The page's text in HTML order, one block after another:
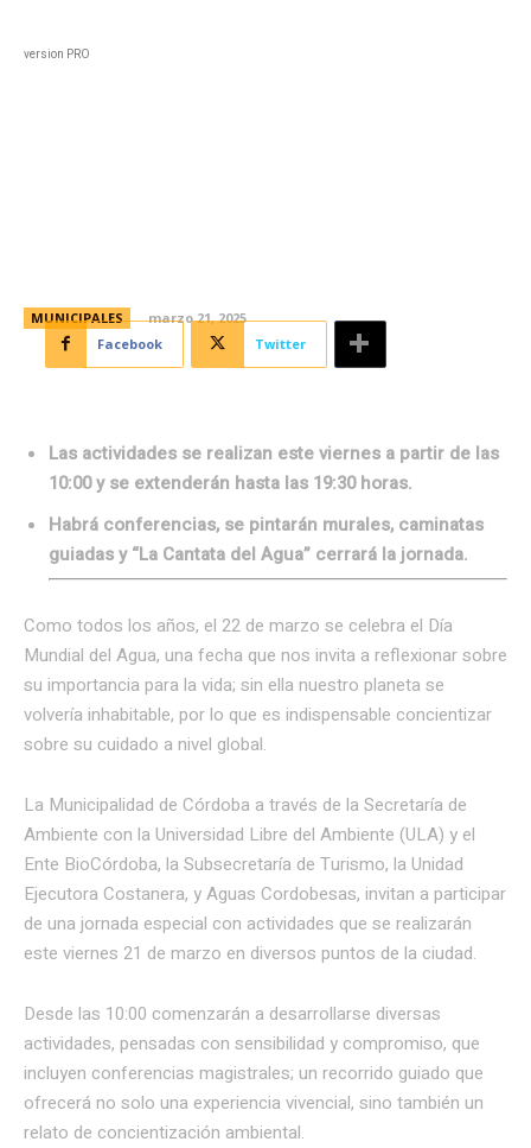
version PRO
MUNICIPALES
marzo 21, 2025
Facebook
Twitter
Las actividades se realizan este viernes a partir de las
10:00 y se extenderán hasta las 19:30 horas.
Habrá conferencias, se pintarán murales, caminatas
guiadas y “La Cantata del Agua” cerrará la jornada.
Como todos los años, el 22 de marzo se celebra el Día
Mundial del Agua, una fecha que nos invita a reflexionar sobre
su importancia para la vida; sin ella nuestro planeta se
volvería inhabitable, por lo que es indispensable concientizar
sobre su cuidado a nivel global.
La Municipalidad de Córdoba a través de la Secretaría de
Ambiente con la Universidad Libre del Ambiente (ULA) y el
Ente BioCórdoba, la Subsecretaría de Turismo, la Unidad
Ejecutora Costanera, y Aguas Cordobesas, invitan a participar
de una jornada especial con actividades que se realizarán
este viernes 21 de marzo en diversos puntos de la ciudad.
Desde las 10:00 comenzarán a desarrollarse diversas
actividades, pensadas con sensibilidad y compromiso, que
incluyen conferencias magistrales; un recorrido guiado que
ofrecerá no solo una experiencia vivencial, sino también un
relato de concientización ambiental.